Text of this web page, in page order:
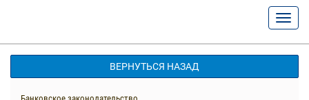
ВЕРНУТЬСЯ НАЗАД